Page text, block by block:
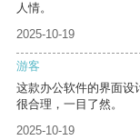
人情。
2025-10-19
游客
这款办公软件的界面设
很合理，一目了然。
2025-10-19